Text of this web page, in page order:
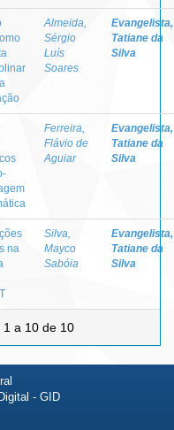
Almeida,
Sérgio
Luís
Soares
Evangelista,
Tatiane da
Silva
Ferreira,
Flávio de
Aguiar
Evangelista,
Tatiane da
Silva
na
Silva,
Mayco
Sabóia
Evangelista,
Tatiane da
Silva
1 a 10 de 10
- GID